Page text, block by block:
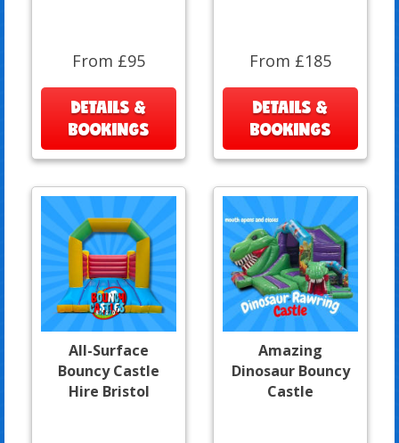
From £95
DETAILS &
BOOKINGS
From £185
DETAILS &
BOOKINGS
All-Surface
Bouncy Castle
Hire Bristol
Amazing
Dinosaur Bouncy
Castle